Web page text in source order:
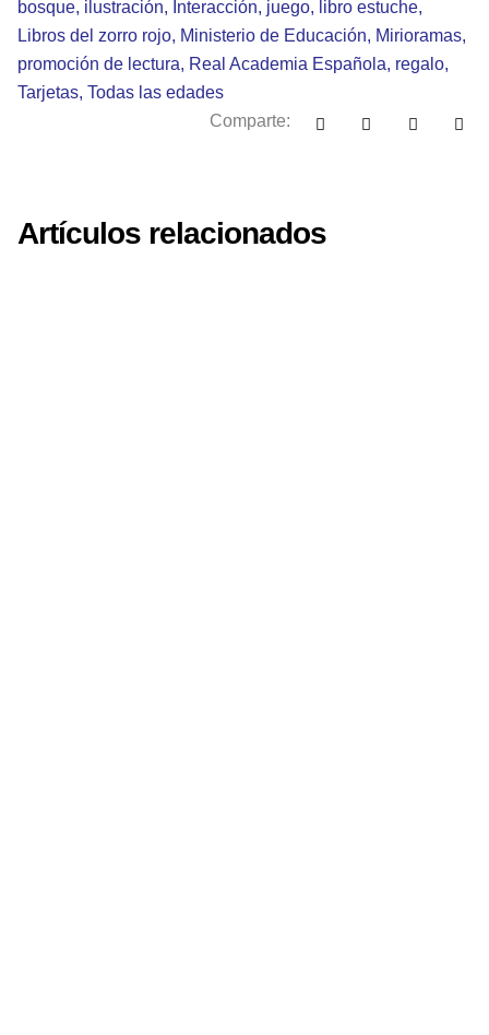
bosque, ilustración, Interacción, juego, libro estuche,
Libros del zorro rojo, Ministerio de Educación, Mirioramas,
promoción de lectura, Real Academia Española, regalo,
Tarjetas, Todas las edades
Comparte:
Artículos relacionados